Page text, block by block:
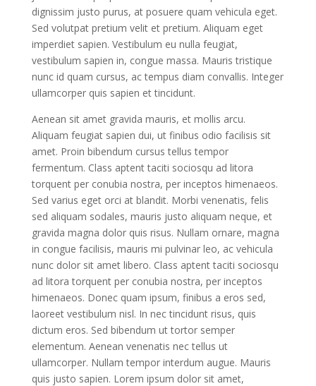
dignissim justo purus, at posuere quam vehicula eget.
Sed volutpat pretium velit et pretium. Aliquam eget
imperdiet sapien. Vestibulum eu nulla feugiat,
vestibulum sapien in, congue massa. Mauris tristique
nunc id quam cursus, ac tempus diam convallis. Integer
ullamcorper quis sapien et tincidunt.
Aenean sit amet gravida mauris, et mollis arcu.
Aliquam feugiat sapien dui, ut finibus odio facilisis sit
amet. Proin bibendum cursus tellus tempor
fermentum. Class aptent taciti sociosqu ad litora
torquent per conubia nostra, per inceptos himenaeos.
Sed varius eget orci at blandit. Morbi venenatis, felis
sed aliquam sodales, mauris justo aliquam neque, et
gravida magna dolor quis risus. Nullam ornare, magna
in congue facilisis, mauris mi pulvinar leo, ac vehicula
nunc dolor sit amet libero. Class aptent taciti sociosqu
ad litora torquent per conubia nostra, per inceptos
himenaeos. Donec quam ipsum, finibus a eros sed,
laoreet vestibulum nisl. In nec tincidunt risus, quis
dictum eros. Sed bibendum ut tortor semper
elementum. Aenean venenatis nec tellus ut
ullamcorper. Nullam tempor interdum augue. Mauris
quis justo sapien. Lorem ipsum dolor sit amet,